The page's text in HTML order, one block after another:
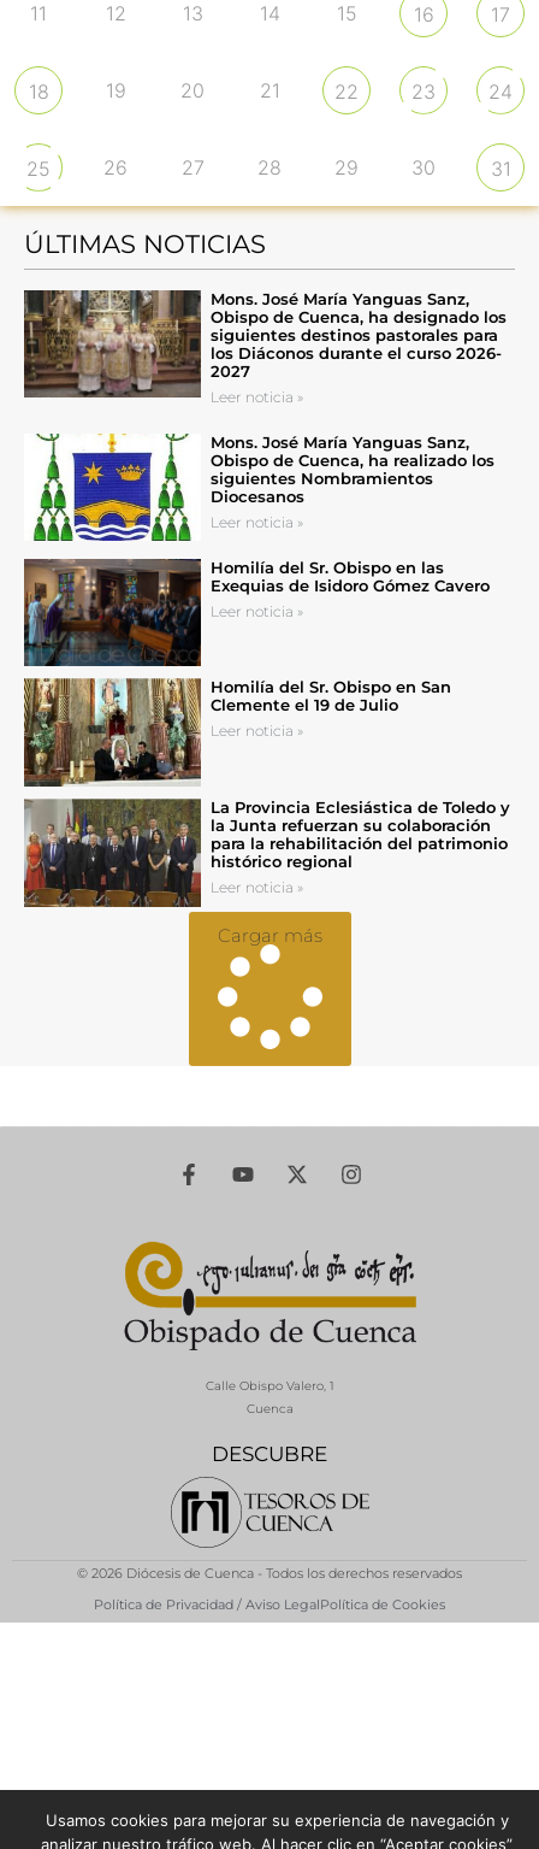
11 12 13 14 15 16 17
18 19 20 21 22 23 24
25 26 27 28 29 30 31
ÚLTIMAS NOTICIAS
Mons. José María Yanguas Sanz,
Obispo de Cuenca, ha designado los
siguientes destinos pastorales para
los Diáconos durante el curso 2026-
2027
Leer noticia »
Mons. José María Yanguas Sanz,
Obispo de Cuenca, ha realizado los
siguientes Nombramientos
Diocesanos
Leer noticia »
Homilía del Sr. Obispo en las
Exequias de Isidoro Gómez Cavero
Leer noticia »
Homilía del Sr. Obispo en San
Clemente el 19 de Julio
Leer noticia »
La Provincia Eclesiástica de Toledo y
la Junta refuerzan su colaboración
para la rehabilitación del patrimonio
histórico regional
Leer noticia »
Cargar más
DESCUBRE
Calle Obispo Valero, 1
Cuenca
© 2026 Diócesis de Cuenca - Todos los derechos reservados
Política de Privacidad / Aviso LegalPolítica de Cookies
Usamos cookies para mejorar su experiencia de navegación y
analizar nuestro tráfico web. Al hacer clic en “Aceptar cookies”